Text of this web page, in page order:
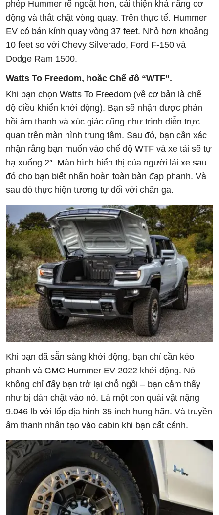
phép Hummer rẽ ngoặt hơn, cải thiện khả năng cơ
động và thắt chặt vòng quay. Trên thực tế, Hummer
EV có bán kính quay vòng 37 feet. Nhỏ hơn khoảng
10 feet so với Chevy Silverado, Ford F-150 và
Dodge Ram 1500.
Watts To Freedom, hoặc Chế độ “WTF”.
Khi bạn chọn Watts To Freedom (về cơ bản là chế
độ điều khiển khởi động). Bạn sẽ nhận được phản
hồi âm thanh và xúc giác cũng như trình diễn trực
quan trên màn hình trung tâm. Sau đó, bạn cần xác
nhận rằng bạn muốn vào chế độ WTF và xe tải sẽ tự
hạ xuống 2″. Màn hình hiển thị của người lái xe sau
đó cho bạn biết nhấn hoàn toàn bàn đạp phanh. Và
sau đó thực hiện tương tự đối với chân ga.
Khi bạn đã sẵn sàng khởi động, bạn chỉ cần kéo
phanh và GMC Hummer EV 2022 khởi động. Nó
không chỉ đẩy bạn trở lại chỗ ngồi – bạn cảm thấy
như bị dán chặt vào nó. Là một con quái vật nặng
9.046 lb với lốp địa hình 35 inch hung hãn. Và truyền
âm thanh nhân tạo vào cabin khi bạn cất cánh.